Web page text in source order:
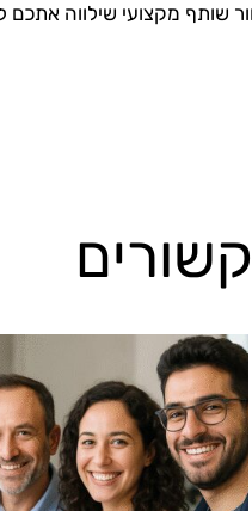
מקצועי שילווה אתכם